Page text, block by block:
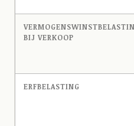
BIJ VERKOOP
ERFBELASTING